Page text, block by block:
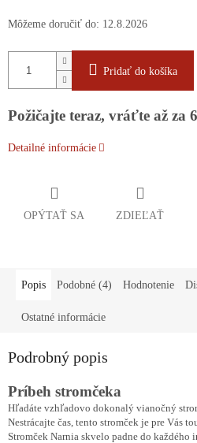
Môžeme doručiť do: 12.8.2026
Pridať do košíka
Požičajte teraz, vráťte až za
Detailné informácie
OPÝTAŤ SA ZDIEĽAŤ
Popis Podobné (4) Hodnotenie
Ostatné informácie
Podrobný popis
Príbeh stromčeka
Hľadáte vzhľadovo dokonalý vianočný
Nestrácajte čas, tento stromček je pre Vás
Stromček Narnia skvelo padne do každého